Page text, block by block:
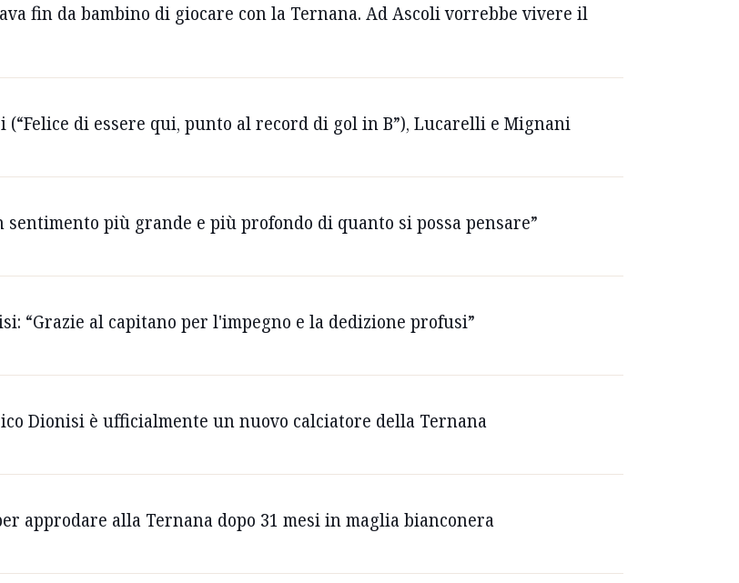
fin da bambino di giocare con la Ternana. Ad Ascoli vorrebbe vivere il
(“Felice di essere qui, punto al record di gol in B”), Lucarelli e Mignani
più grande e più profondo di quanto si possa pensare”
“Grazie al capitano per l'impegno e la dedizione profusi”
Dionisi è ufficialmente un nuovo calciatore della Ternana
approdare alla Ternana dopo 31 mesi in maglia bianconera